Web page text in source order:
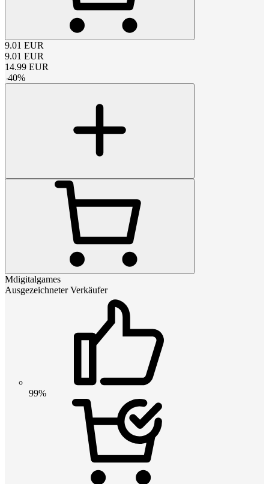
9.01 EUR
9.01 EUR
14.99 EUR
-40%
Mdigitalgames
Ausgezeichneter Verkäufer
99%